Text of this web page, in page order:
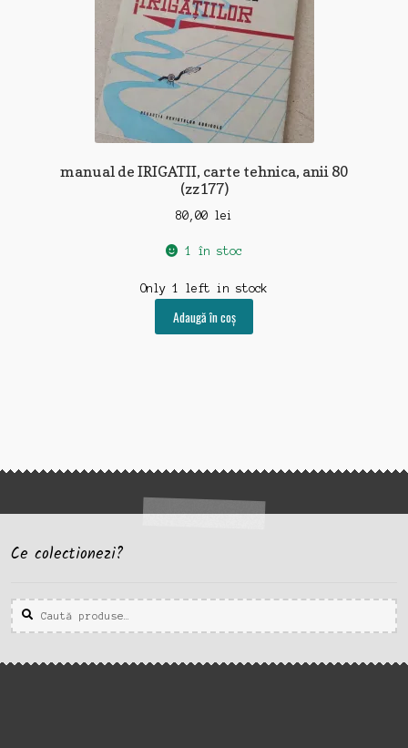
manual de IRIGATII, carte tehnica, anii 80
(zz177)
80,00 lei
1 în stoc
Only 1 left in stock
Adaugă în coș
Ce colectionezi?
Caută
după:
Caută